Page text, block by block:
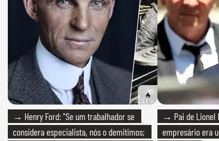
→ Henry Ford: "Se um trabalhador se
considera especialista, nós o demitimos;
→ Pai de Lionel
empresário era